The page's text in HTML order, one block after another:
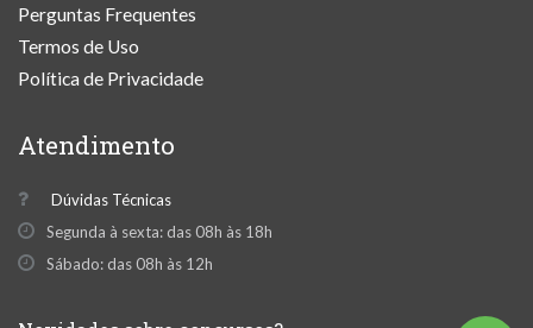
Perguntas Frequentes
Termos de Uso
Política de Privacidade
Atendimento
Dúvidas Técnicas
Segunda à sexta: das 08h às 18h
Sábado: das 08h às 12h